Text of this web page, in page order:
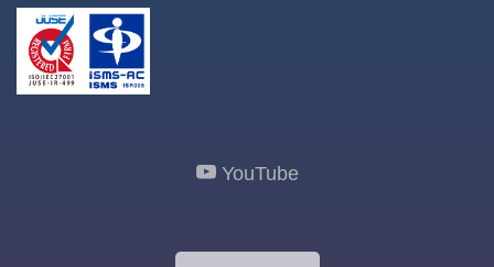
YouTube